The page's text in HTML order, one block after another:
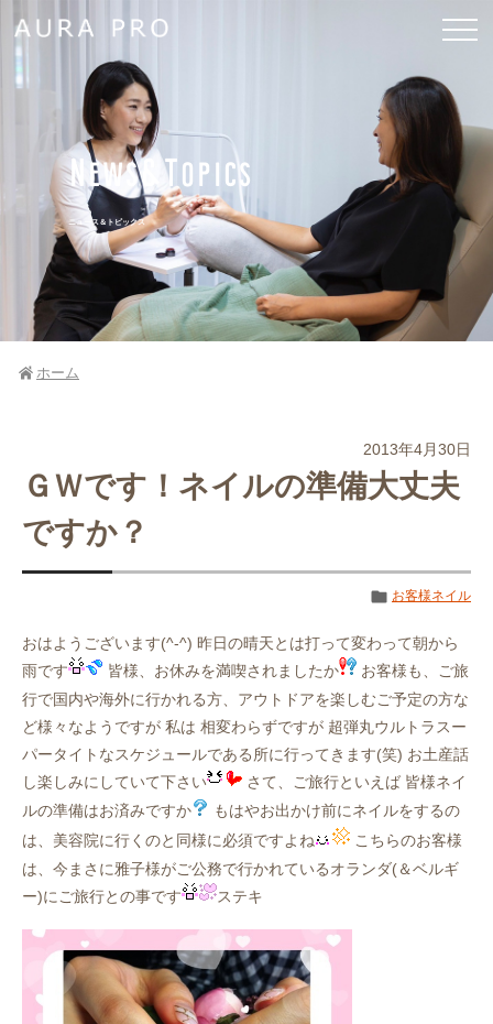
News&Topics
ニュース＆トピックス
ホーム
2013年4月30日
ＧＷです！ネイルの準備大丈夫
ですか？
お客様ネイル
おはようございます(^-^) 昨日の晴天とは打って変わって朝から
雨です
皆様、お休みを満喫されましたか
お客様も、ご旅
行で国内や海外に行かれる方、アウトドアを楽しむご予定の方な
ど様々なようですが 私は 相変わらずですが 超弾丸ウルトラスー
パータイトなスケジュールである所に行ってきます(笑) お土産話
し楽しみにしていて下さい
さて、ご旅行といえば 皆様ネイ
ルの準備はお済みですか
もはやお出かけ前にネイルをするの
は、美容院に行くのと同様に必須ですよね
こちらのお客様
は、今まさに雅子様がご公務で行かれているオランダ(＆ベルギ
ー)にご旅行との事です
ステキ